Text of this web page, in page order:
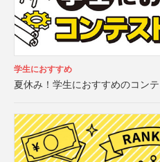
学生におすすめ
夏休み！学生におすすめのコン